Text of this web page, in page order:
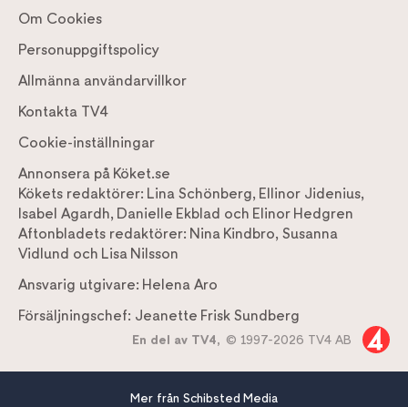
Om Cookies
Personuppgiftspolicy
Allmänna användarvillkor
Kontakta TV4
Cookie-inställningar
Annonsera på Köket.se
Kökets redaktörer: Lina Schönberg, Ellinor Jidenius,
Isabel Agardh, Danielle Ekblad och Elinor Hedgren
Aftonbladets redaktörer: Nina Kindbro, Susanna
Vidlund och Lisa Nilsson
Ansvarig utgivare: Helena Aro
Försäljningschef: Jeanette Frisk Sundberg
En del av TV4, © 1997-2026 TV4 AB
Mer från Schibsted Media